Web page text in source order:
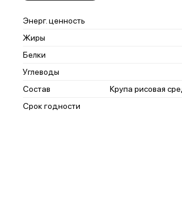
Энерг. ценность
Жиры
Белки
Углеводы
Состав
Крупа рисовая
Срок годности